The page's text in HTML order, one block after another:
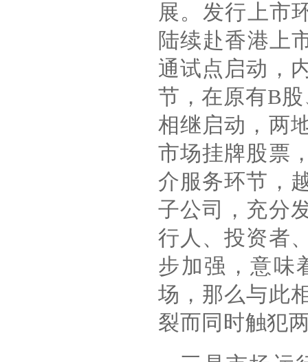
展。发行上市
陆续赴香港上
通试点启动，
节，在原有B
相继启动，两
市场挂牌股票
介服务环节，
子公司，充分
行人、投资者
步加强，意味
场，那么与此
裂而同时触犯